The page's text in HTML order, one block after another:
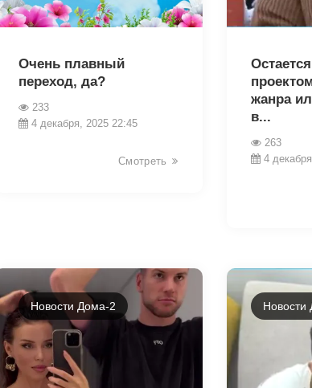
Очень плавный
переход, да?
233
4 декабря, 2025 22:45
Смотреть
жанра
в...
263
4
Новости Дома-2 Новости